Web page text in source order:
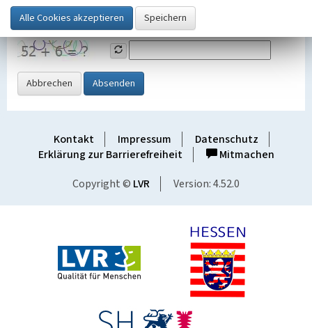
SicherheitsabfrageTragen Sie unten das Rechenergebnis aus der
Grafik ein
Abbrechen Absenden
Kontakt Impressum
Datenschutz
Erklärung zur Barrierefreiheit
Mitmachen
Copyright © LVR Version: 4.52.0